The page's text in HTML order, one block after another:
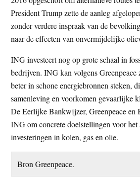
President Trump zette de aanleg
zonder verdere inspraak van de
naar de effecten van onvermijdelijke
ING investeert nog op grote schaal in
bedrijven. ING kan volgens
beter in schone energiebronnen steken,
samenleving en voorkomen gevaarlijke
De Eerlijke Bankwijzer, Greenpeace en
ING om concrete doelstellingen voor
investeringen in kolen, gas en olie.
Bron Greenpeace.